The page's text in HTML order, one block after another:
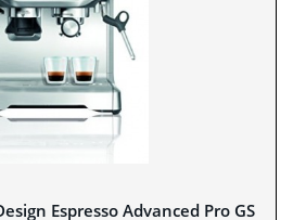
Espresso Advanced Pro GS